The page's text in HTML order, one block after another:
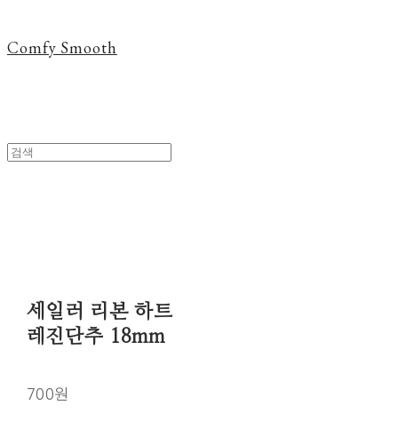
Comfy Smooth
세일러 리본 하트
레진단추 18mm
700원